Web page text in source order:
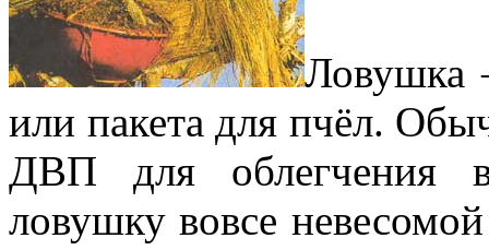
Ловушка
или пакета для пчёл.
ДВП для облегчения
ловушку вовсе